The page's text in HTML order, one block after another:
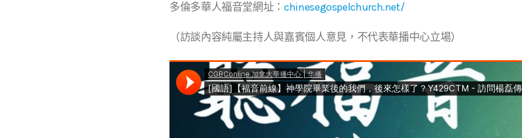
多倫多華人福音堂網址：chinesegospelchurch.net/
（訪談內容純屬主持人與嘉賓個人意見，不代表華播中心立場）